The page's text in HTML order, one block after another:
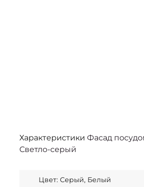
Характеристики Фасад
Светло-серый
Цвет: Серый, Белый